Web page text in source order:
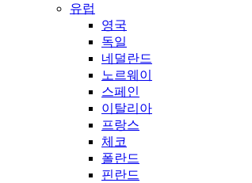
유럽
영국
독일
네덜란드
노르웨이
스페인
이탈리아
프랑스
체코
폴란드
핀란드